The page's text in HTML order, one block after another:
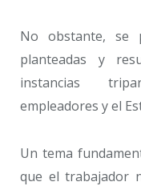
No obstante, se
planteadas y
instancias
empleadores y el
Un tema
que el trabajador